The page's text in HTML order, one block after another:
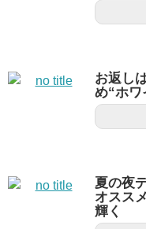
お返し
め“ホワ
夏の夜
オスス
輝く